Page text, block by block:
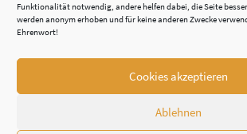
Funktionalität notwendig, andere helfen dabei, die Seite
werden anonym erhoben und für keine anderen Zwecke
Ehrenwort!
Cookies akzeptieren
Ablehnen
AGB DATENSCHUTZ